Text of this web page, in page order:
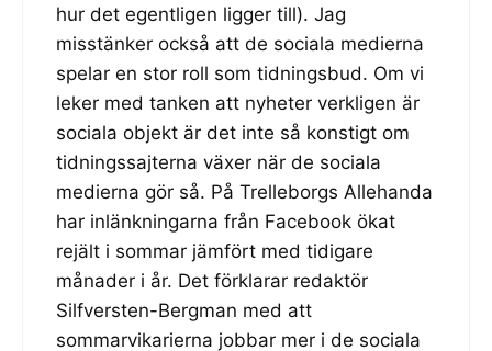
hur det egentligen ligger till). Jag
misstänker också att de sociala medierna
spelar en stor roll som tidningsbud. Om vi
leker med tanken att nyheter verkligen är
sociala objekt är det inte så konstigt om
tidningssajterna växer när de sociala
medierna gör så. På Trelleborgs Allehanda
har inlänkningarna från Facebook ökat
rejält i sommar jämfört med tidigare
månader i år. Det förklarar redaktör
Silfversten-Bergman med att
sommarvikarierna jobbar mer i de sociala